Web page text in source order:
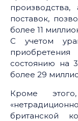
поставок,
более 11
С учетом
состоянию на
более 29
Кроме
британской